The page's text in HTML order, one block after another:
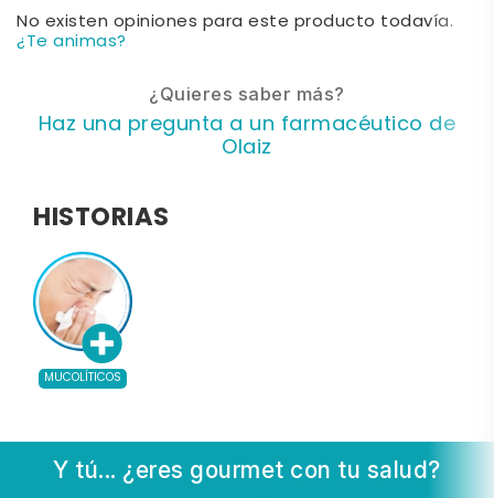
No existen opiniones para este producto todavía.
¿Te animas?
¿Quieres saber más?
Haz una pregunta a un farmacéutico de
Olaiz
HISTORIAS
MUCOLÍTICOS
Y tú... ¿eres gourmet con tu salud?